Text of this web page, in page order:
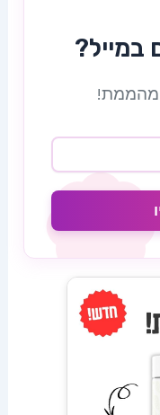
במייל?
מהממת!